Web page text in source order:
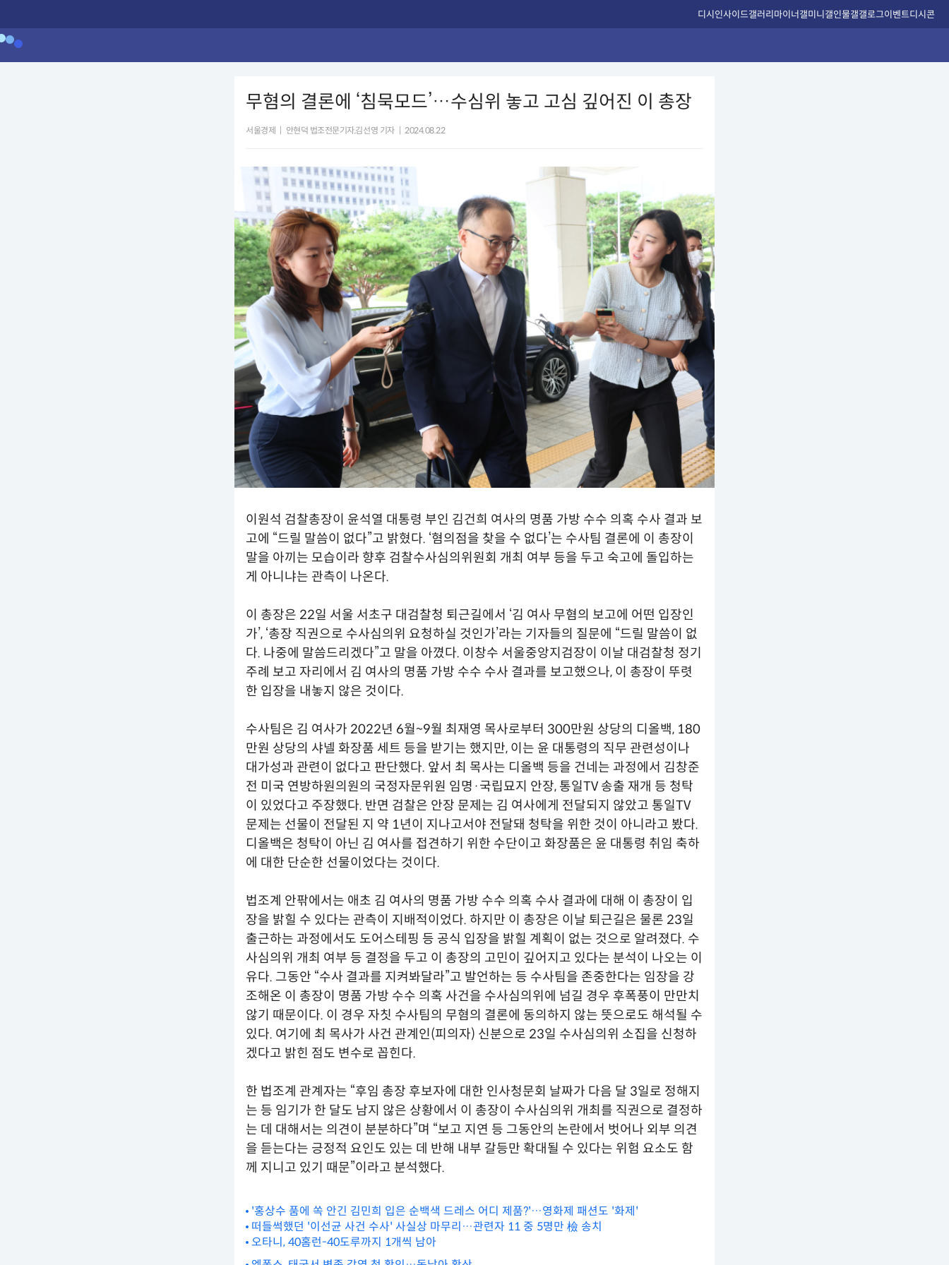
디시인사이드갤러리마이너갤미니갤인물갤갤로그이벤트디시콘
무혐의 결론에 ‘침묵모드’…수심위 놓고 고심 깊어진 이 총장
서울경제 안현덕 법조전문기자,김선영 기자 2024.08.22
이원석 검찰총장이 윤석열 대통령 부인 김건희 여사의 명품 가방 수수 의혹 수사 결과 보
고에 “드릴 말씀이 없다”고 밝혔다. ‘혐의점을 찾을 수 없다’는 수사팀 결론에 이 총장이
말을 아끼는 모습이라 향후 검찰수사심의위원회 개최 여부 등을 두고 숙고에 돌입하는
게 아니냐는 관측이 나온다.
이 총장은 22일 서울 서초구 대검찰청 퇴근길에서 ‘김 여사 무혐의 보고에 어떤 입장인
가’, ‘총장 직권으로 수사심의위 요청하실 것인가’라는 기자들의 질문에 “드릴 말씀이 없
다. 나중에 말씀드리겠다”고 말을 아꼈다. 이창수 서울중앙지검장이 이날 대검찰청 정기
주례 보고 자리에서 김 여사의 명품 가방 수수 수사 결과를 보고했으나, 이 총장이 뚜렷
한 입장을 내놓지 않은 것이다.
수사팀은 김 여사가 2022년 6월~9월 최재영 목사로부터 300만원 상당의 디올백, 180
만원 상당의 샤넬 화장품 세트 등을 받기는 했지만, 이는 윤 대통령의 직무 관련성이나
대가성과 관련이 없다고 판단했다. 앞서 최 목사는 디올백 등을 건네는 과정에서 김창준
전 미국 연방하원의원의 국정자문위원 임명·국립묘지 안장, 통일TV 송출 재개 등 청탁
이 있었다고 주장했다. 반면 검찰은 안장 문제는 김 여사에게 전달되지 않았고 통일TV
문제는 선물이 전달된 지 약 1년이 지나고서야 전달돼 청탁을 위한 것이 아니라고 봤다.
디올백은 청탁이 아닌 김 여사를 접견하기 위한 수단이고 화장품은 윤 대통령 취임 축하
에 대한 단순한 선물이었다는 것이다.
법조계 안팎에서는 애초 김 여사의 명품 가방 수수 의혹 수사 결과에 대해 이 총장이 입
장을 밝힐 수 있다는 관측이 지배적이었다. 하지만 이 총장은 이날 퇴근길은 물론 23일
출근하는 과정에서도 도어스테핑 등 공식 입장을 밝힐 계획이 없는 것으로 알려졌다. 수
사심의위 개최 여부 등 결정을 두고 이 총장의 고민이 깊어지고 있다는 분석이 나오는 이
유다. 그동안 “수사 결과를 지켜봐달라”고 발언하는 등 수사팀을 존중한다는 임장을 강
조해온 이 총장이 명품 가방 수수 의혹 사건을 수사심의위에 넘길 경우 후폭풍이 만만치
않기 때문이다. 이 경우 자칫 수사팀의 무혐의 결론에 동의하지 않는 뜻으로도 해석될 수
있다. 여기에 최 목사가 사건 관계인(피의자) 신분으로 23일 수사심의위 소집을 신청하
겠다고 밝힌 점도 변수로 꼽힌다.
한 법조계 관계자는 “후임 총장 후보자에 대한 인사청문회 날짜가 다음 달 3일로 정해지
는 등 임기가 한 달도 남지 않은 상황에서 이 총장이 수사심의위 개최를 직권으로 결정하
는 데 대해서는 의견이 분분하다”며 “보고 지연 등 그동안의 논란에서 벗어나 외부 의견
을 듣는다는 긍정적 요인도 있는 데 반해 내부 갈등만 확대될 수 있다는 위험 요소도 함
께 지니고 있기 때문”이라고 분석했다.
'홍상수 품에 쏙 안긴 김민희 입은 순백색 드레스 어디 제품?'…영화제 패션도 '화제'
떠들썩했던 '이선균 사건 수사' 사실상 마무리…관련자 11 중 5명만 檢 송치
오타니, 40홈런-40도루까지 1개씩 남아